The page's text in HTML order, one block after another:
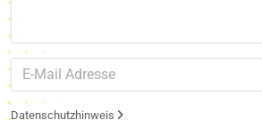
Datenschutzhinweis